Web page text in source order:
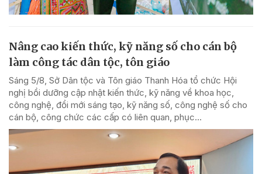
Nâng cao kiến thức, kỹ năng số cho cán bộ
làm công tác dân tộc, tôn giáo
Sáng 5/8, Sở Dân tộc và Tôn giáo Thanh Hóa tổ chức Hội
nghị bồi dưỡng cập nhật kiến thức, kỹ năng về khoa học,
công nghệ, đổi mới sáng tạo, kỹ năng số, công nghệ số cho
cán bộ, công chức các cấp có liên quan, phục...